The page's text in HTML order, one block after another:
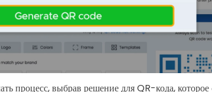
процесс, выбрав решение для QR-кода, которое